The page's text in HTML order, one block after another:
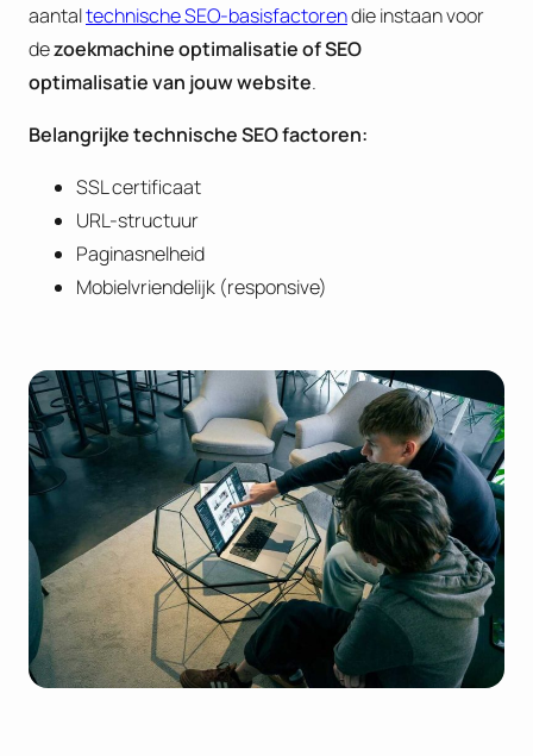
aantaltechnische SEO-basisfactorendie instaan voor
dezoekmachine optimalisatie ofSEO
optimalisatie van jouw website.
Belangrijke technische SEO factoren:
SSL certificaat
URL-structuur
Paginasnelheid
Mobielvriendelijk (responsive)